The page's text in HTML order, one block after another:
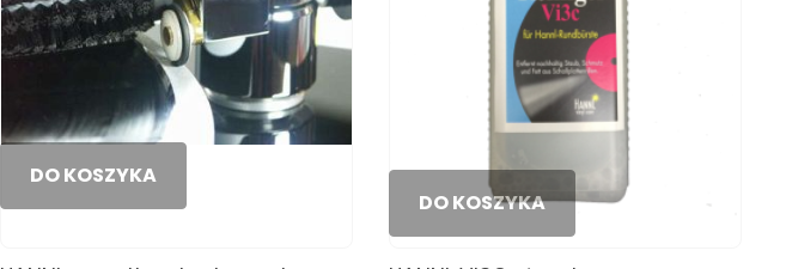
DO KOSZYKA
DO KOSZYKA